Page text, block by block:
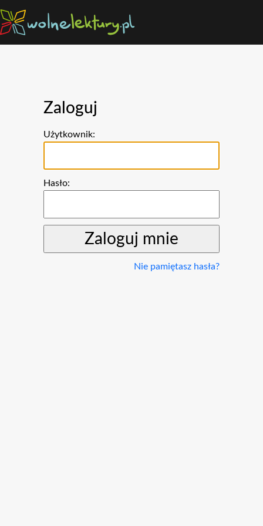
Zaloguj
Użytkownik:
Hasło:
Nie pamiętasz hasła?